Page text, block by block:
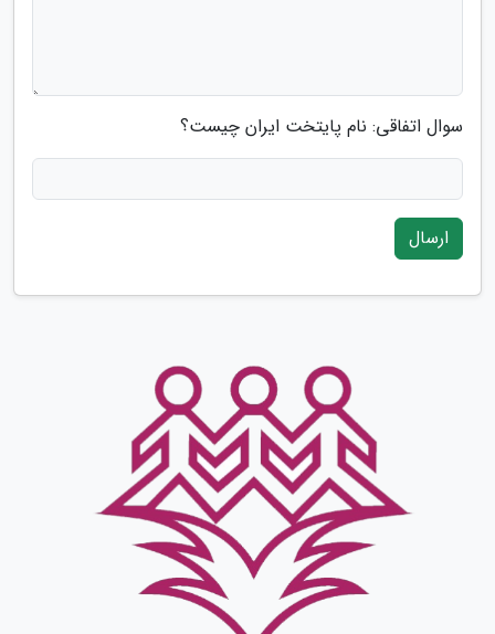
سوال اتفاقی: نام پایتخت ایران چیست؟
ارسال